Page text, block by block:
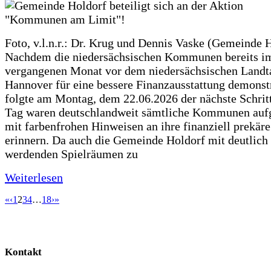
Foto, v.l.n.r.: Dr. Krug und Dennis Vaske (Gemeinde
Nachdem die niedersächsischen Kommunen bereits
vergangenen Monat vor dem niedersächsischen
Hannover für eine bessere Finanzausstattung
folgte am Montag, dem 22.06.2026 der nächste
Tag waren deutschlandweit sämtliche Kommunen
mit farbenfrohen Hinweisen an ihre finanziell
erinnern. Da auch die Gemeinde Holdorf mit deutlich
werdenden Spielräumen zu
Weiterlesen
«‹1 234…18›»
Kontakt